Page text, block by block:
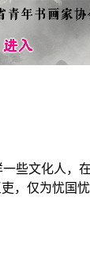
些文化人
，仅为忧国